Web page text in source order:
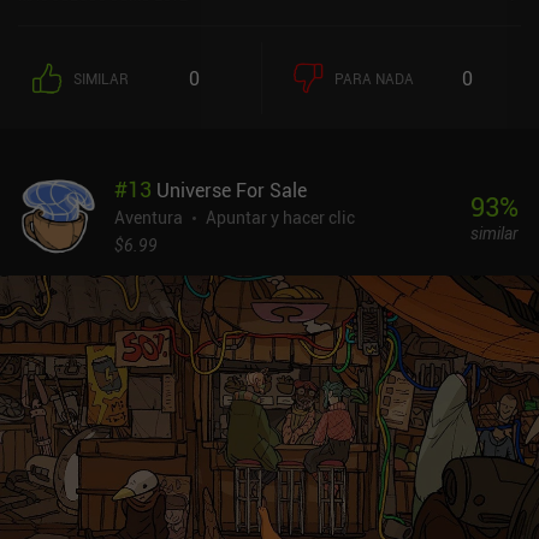
SIMILAR 0 PARA NADA 0
#13 Universe For Sale
Aventura
Apuntar y hacer clic
$6.99
93%
similar